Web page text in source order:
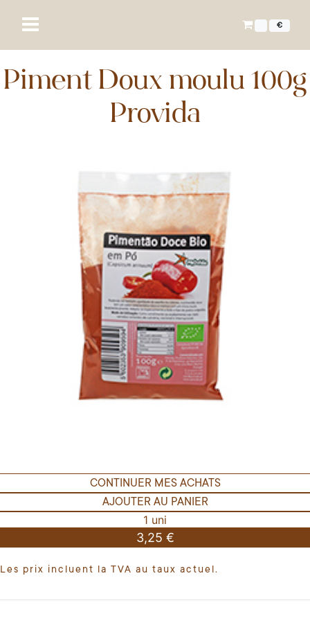
€
Piment Doux moulu 100g
Provida
CONTINUER MES ACHATS
AJOUTER AU PANIER
1 uni
3,25 €
Les prix incluent la TVA au taux actuel.